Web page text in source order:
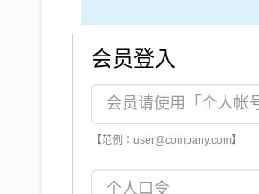
会员登入
【范例：user@company.com】